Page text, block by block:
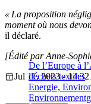
« La proposition
moment où nous
il déclaré.
De l’Europe à
déchets textiles
[Édité par Anne-
Jul 11, 2023 - 14:32
Energie,
Environnement